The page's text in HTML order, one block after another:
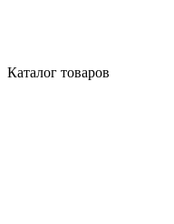
Каталог товаров